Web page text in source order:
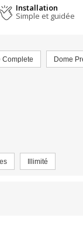
Installation
Simple et guidée
Complete Dome
Illimité